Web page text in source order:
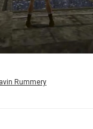
Rummery